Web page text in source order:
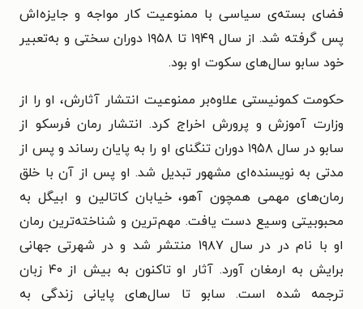
فضای بسته‌ی سیاسی با ممنوعیت کار مواجه و جایزه‌اش
پس گرفته شد. از سال ۱۹۴۹ تا ۱۹۵۸ دوران سختی و به‌تعبیر
خود سابو سال‌های سکوت او بود.
حکومت کمونیستی علاوه‌بر ممنوعیت انتشار آثارش، او را از
وزارت آموزش و پرورش اخراج کرد. انتشار رمان فرسکو از
سابو در سال ۱۹۵۸ دوران تنگنای او را به پایان رساند و پس از
مدتی به نویسنده‌ای مشهور تبدیل شد. او پس از آن با خلق
رمان‌های مهمی همچون آهو، خیابان کاتالین و ابیگل به
محبوبیتی وسیع دست یافت. مهم‌ترین و شناخته‌ترین رمان
او با نام در در سال ۱۹۸۷ منتشر شد و در شهرتی جهانی
برایش به ارمغان آورد. آثار او تاکنون به بیش از ۴۰ زبان
ترجمه شده است. سابو تا سال‌های پایانی زندگی به